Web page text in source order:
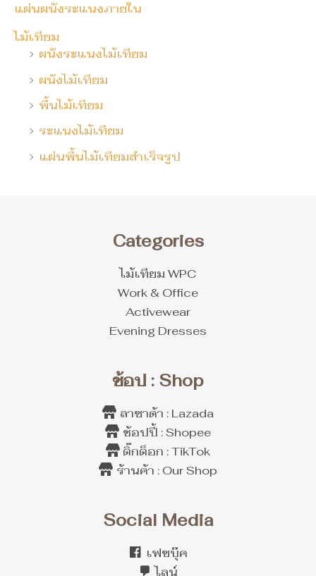
แผ่นผนังระแนงภายใน
ไม้เทียม
ผนังระแนงไม้เทียม
ผนังไม้เทียม
พื้นไม้เทียม
ระแนงไม้เทียม
แผ่นพื้นไม้เทียมสำเร็จรูป
Categories
ไม้เทียม WPC
Work & Office
Activewear
Evening Dresses
ช้อป : Shop
ลาซาด้า : Lazada
ช้อปปี้ : Shopee
ติ๊กต็อก : TikTok
ร้านค้า : Our Shop
Social Media
เฟซบุ๊ค
ไลน์